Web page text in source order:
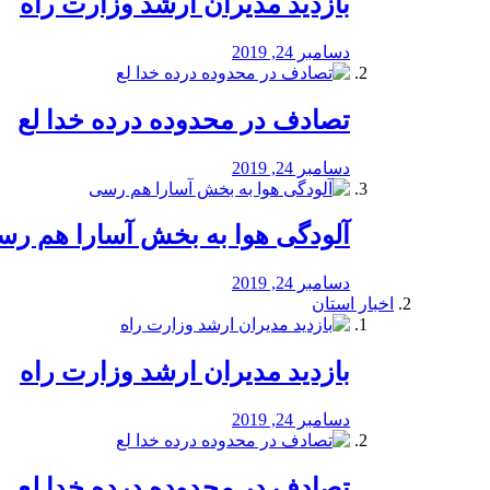
دسامبر 24, 2019
تصادف در محدوده درده خدا لع
دسامبر 24, 2019
آلودگی هوا به بخش آسارا هم
دسامبر 24, 2019
اخبار استان
بازدید مدیران ارشد وزارت راه
دسامبر 24, 2019